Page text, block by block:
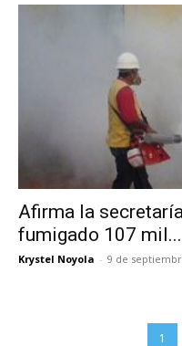
Afirma la
fumigado 107 mil...
Krystel Noyola - 9 de
1